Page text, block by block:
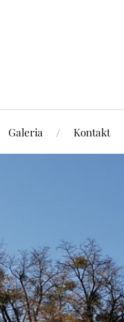
Galeria Kontakt